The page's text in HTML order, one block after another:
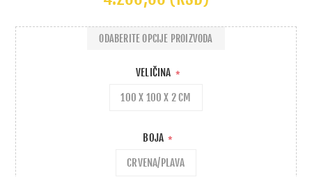
VELIČINA *
100 X 100 X 2 CM
BOJA *
CRVENA/PLAVA
ODABERITE OPCIJE PROIZVODA